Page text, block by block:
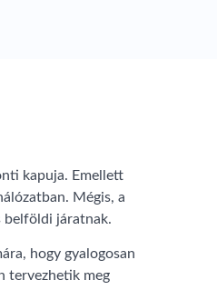
kapuja. Emellett
Mégis, a
belföldi járatnak.
hogy gyalogosan
tervezhetik meg